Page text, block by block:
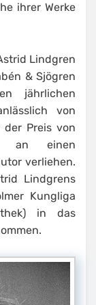
ihrer Werke
Lindgren
& Sjögren
jährlichen
von
der Preis von
an einen
verliehen.
Lindgrens
Kungliga
in das